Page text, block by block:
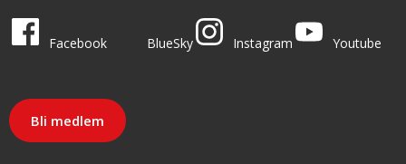
LO i sosiale medier
Facebook
BlueSky
Instagram
Youtube
Bli medlem